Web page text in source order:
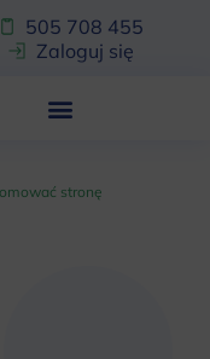
505 708 455
Zaloguj się
stronę